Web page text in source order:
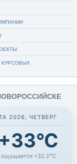
КУРСОВЫХ
2026, ЧЕТВЕРГ
+33°C
ощущается +32.2°C